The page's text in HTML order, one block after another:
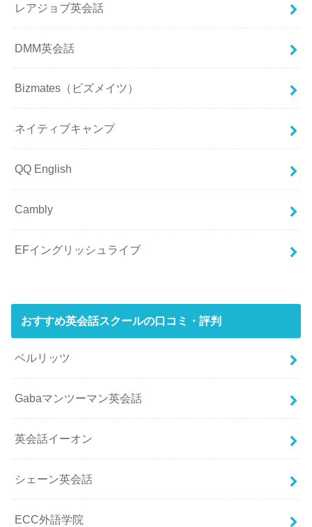
レアジョブ英会話
DMM英会話
Bizmates（ビズメイツ）
ネイティブキャンプ
QQ English
Cambly
EFイングリッシュライブ
おすすめ英会話スクールの口コミ・評判
ベルリッツ
Gabaマンツーマン英会話
英会話イーオン
シェーン英会話
ECC外語学院